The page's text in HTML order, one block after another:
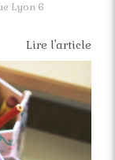
Lyon 6
Lire l'article